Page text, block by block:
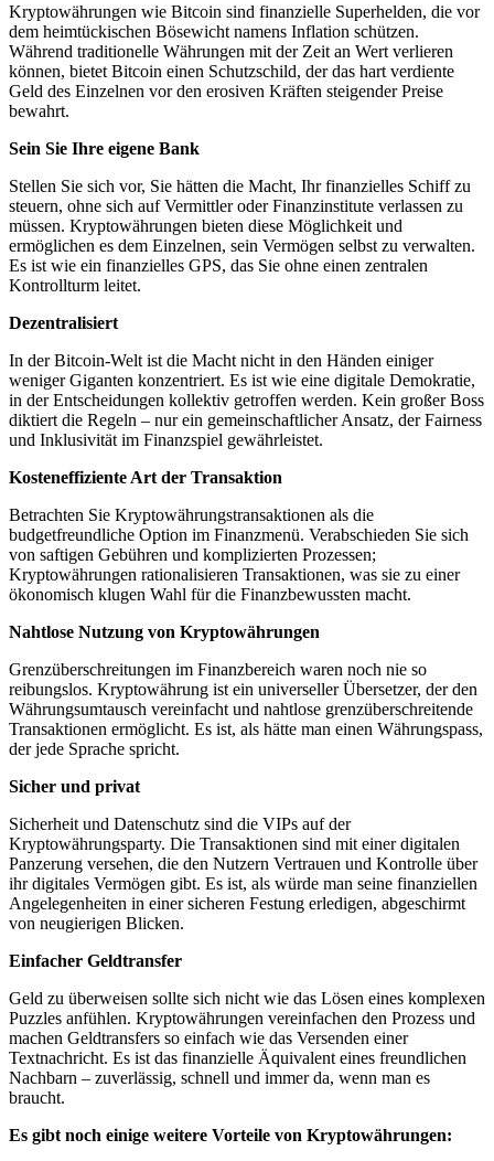
Kryptowährungen wie Bitcoin sind finanzielle Superhelden, die vor
dem heimtückischen Bösewicht namens Inflation schützen.
Während traditionelle Währungen mit der Zeit an Wert verlieren
können, bietet Bitcoin einen Schutzschild, der das hart verdiente
Geld des Einzelnen vor den erosiven Kräften steigender Preise
bewahrt.
Sein Sie Ihre eigene Bank
Stellen Sie sich vor, Sie hätten die Macht, Ihr finanzielles Schiff zu
steuern, ohne sich auf Vermittler oder Finanzinstitute verlassen zu
müssen. Kryptowährungen bieten diese Möglichkeit und
ermöglichen es dem Einzelnen, sein Vermögen selbst zu verwalten.
Es ist wie ein finanzielles GPS, das Sie ohne einen zentralen
Kontrollturm leitet.
Dezentralisiert
In der Bitcoin-Welt ist die Macht nicht in den Händen einiger
weniger Giganten konzentriert. Es ist wie eine digitale Demokratie,
in der Entscheidungen kollektiv getroffen werden. Kein großer Boss
diktiert die Regeln – nur ein gemeinschaftlicher Ansatz, der Fairness
und Inklusivität im Finanzspiel gewährleistet.
Kosteneffiziente Art der Transaktion
Betrachten Sie Kryptowährungstransaktionen als die
budgetfreundliche Option im Finanzmenü. Verabschieden Sie sich
von saftigen Gebühren und komplizierten Prozessen;
Kryptowährungen rationalisieren Transaktionen, was sie zu einer
ökonomisch klugen Wahl für die Finanzbewussten macht.
Nahtlose Nutzung von Kryptowährungen
Grenzüberschreitungen im Finanzbereich waren noch nie so
reibungslos. Kryptowährung ist ein universeller Übersetzer, der den
Währungsumtausch vereinfacht und nahtlose grenzüberschreitende
Transaktionen ermöglicht. Es ist, als hätte man einen Währungspass,
der jede Sprache spricht.
Sicher und privat
Sicherheit und Datenschutz sind die VIPs auf der
Kryptowährungsparty. Die Transaktionen sind mit einer digitalen
Panzerung versehen, die den Nutzern Vertrauen und Kontrolle über
ihr digitales Vermögen gibt. Es ist, als würde man seine finanziellen
Angelegenheiten in einer sicheren Festung erledigen, abgeschirmt
von neugierigen Blicken.
Einfacher Geldtransfer
Geld zu überweisen sollte sich nicht wie das Lösen eines komplexen
Puzzles anfühlen. Kryptowährungen vereinfachen den Prozess und
machen Geldtransfers so einfach wie das Versenden einer
Textnachricht. Es ist das finanzielle Äquivalent eines freundlichen
Nachbarn – zuverlässig, schnell und immer da, wenn man es
braucht.
Es gibt noch einige weitere Vorteile von Kryptowährungen: